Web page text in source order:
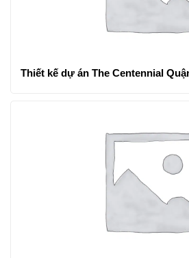
Thiết kế dự án The Centennial